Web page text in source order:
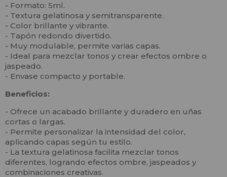
- Formato: 5ml.
- Textura gelatinosa y semitransparente.
- Color brillante y vibrante.
- Tapón redondo divertido.
- Muy modulable, permite varias capas.
- Ideal para mezclar tonos y crear efectos ombre o
jaspeado.
- Envase compacto y portable.
Beneficios:
- Ofrece un acabado brillante y duradero en uñas
cortas o largas.
- Permite personalizar la intensidad del color,
aplicando capas según tu estilo.
- La textura gelatinosa facilita mezclar tonos
diferentes, logrando efectos ombre, jaspeados y
combinaciones creativas.